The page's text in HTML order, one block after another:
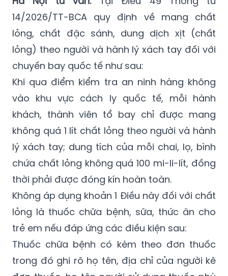
lỏng, chất đặc sánh, dung dịch xịt (chất
lỏng) theo người và hành lý xách tay đối với
chuyến bay quốc tế như sau:
Khi qua điểm kiểm tra an ninh hàng không
vào khu vực cách ly quốc tế, mỗi hành
khách, thành viên tổ bay chỉ được mang
không quá 1 lít chất lỏng theo người và hành
lý xách tay; dung tích của mỗi chai, lọ, bình
chứa chất lỏng không quá 100 mi-li-lít, đồng
thời phải được đóng kín hoàn toàn.
Không áp dụng khoản 1 Điều này đối với chất
lỏng là thuốc chữa bệnh, sữa, thức ăn cho
trẻ em nếu đáp ứng các điều kiện sau:
Thuốc chữa bệnh có kèm theo đơn thuốc
trong đó ghi rõ họ tên, địa chỉ của người kê
đơn thuốc, họ tên người sử dụng thuốc phù
hợp với họ tên trên thẻ lên tàu bay của hành